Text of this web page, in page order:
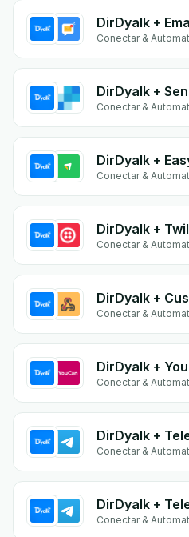
Conectar &
DirDyalk +
Conectar &
DirDyalk +
Conectar &
DirDyalk +
Conectar &
DirDyalk +
Conectar &
DirDyalk +
Conectar &
DirDyalk +
Conectar &
DirDyalk +
Conectar &